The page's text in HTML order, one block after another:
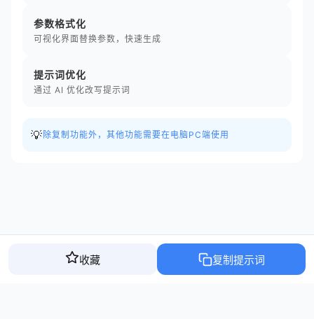
参数格式化
可视化界面替换参数，快速生成
提示词优化
通过 AI 优化改写提示词
💡 除复制功能外，其他功能需要在电脑PC端使用
收藏 复制提示词